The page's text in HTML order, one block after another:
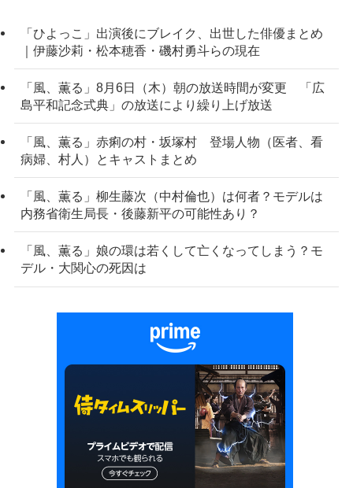
「ひよっこ」出演後にブレイク、出世した俳優まとめ
｜伊藤沙莉・松本穂香・磯村勇斗らの現在
「風、薫る」8月6日（木）朝の放送時間が変更 「広
島平和記念式典」の放送により繰り上げ放送
「風、薫る」赤痢の村・坂塚村 登場人物（医者、看
病婦、村人）とキャストまとめ
「風、薫る」柳生藤次（中村倫也）は何者？モデルは
内務省衛生局長・後藤新平の可能性あり？
「風、薫る」娘の環は若くして亡くなってしまう？モ
デル・大関心の死因は